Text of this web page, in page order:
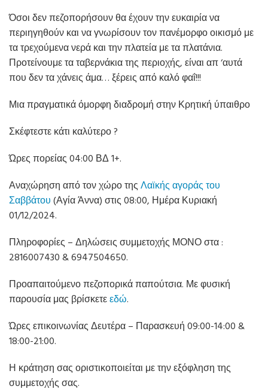
Όσοι δεν πεζοπορήσουν θα έχουν την ευκαιρία να
περιηγηθούν και να γνωρίσουν τον πανέμορφο οικισμό με
τα τρεχούμενα νερά και την πλατεία με τα πλατάνια.
Προτείνουμε τα ταβερνάκια της περιοχής, είναι απ ‘αυτά
που δεν τα χάνεις άμα… ξέρεις από καλό φαΐ!!!
Μια πραγματικά όμορφη διαδρομή στην Κρητική ύπαιθρο
Σκέφτεστε κάτι καλύτερο ?
Ώρες πορείας 04:00 ΒΔ 1+.
Αναχώρηση από τον χώρο τηςΛαϊκής αγοράς του
Σαββάτου(Αγία Άννα) στις 08:00, Ημέρα Κυριακή
01/12/2024.
Πληροφορίες – Δηλώσεις συμμετοχής ΜΟΝΟ στα :
2816007430 & 6947504650.
Προαπαιτούμενο πεζοπορικά παπούτσια. Με φυσική
παρουσία μας βρίσκετεεδώ.
Ώρες επικοινωνίας Δευτέρα – Παρασκευή 09:00-14:00 &
18:00-21:00.
Η κράτηση σας οριστικοποιείται με την εξόφληση της
συμμετοχής σας.